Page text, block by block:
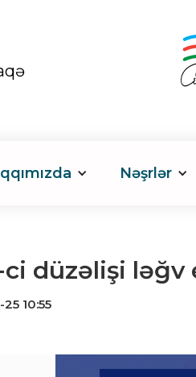
Nəşrlər
düzəlişi ləğv
10:55